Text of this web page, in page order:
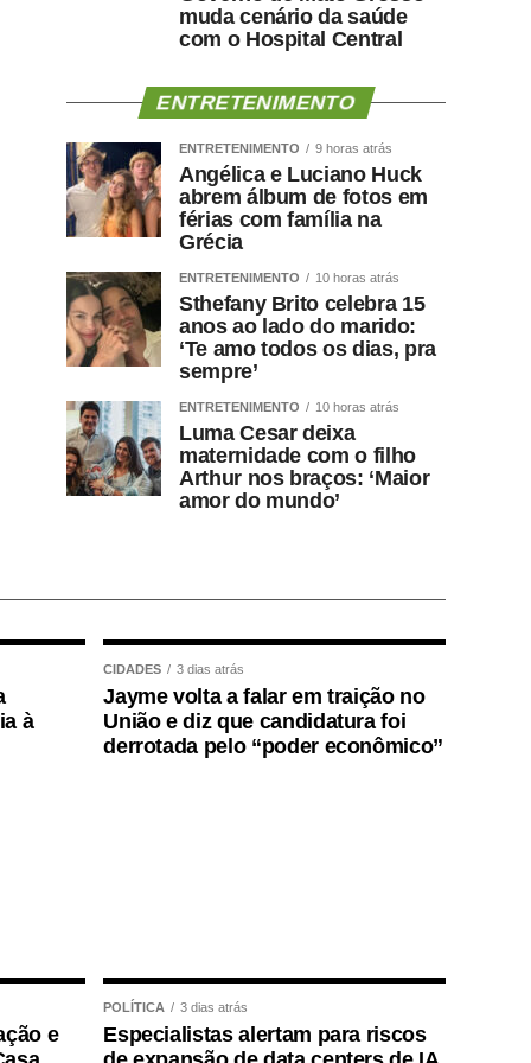
muda cenário da saúde
com o Hospital Central
ENTRETENIMENTO
ENTRETENIMENTO 9 horas atrás
Angélica e Luciano Huck
abrem álbum de fotos em
férias com família na
Grécia
ENTRETENIMENTO 10 horas atrás
Sthefany Brito celebra 15
anos ao lado do marido:
‘Te amo todos os dias, pra
sempre’
ENTRETENIMENTO 10 horas atrás
Luma Cesar deixa
maternidade com o filho
Arthur nos braços: ‘Maior
amor do mundo’
à
CIDADES 3 dias atrás
Jayme volta a falar em traição no
União e diz que candidatura foi
derrotada pelo “poder econômico”
e
POLÍTICA 3 dias atrás
Especialistas alertam para riscos